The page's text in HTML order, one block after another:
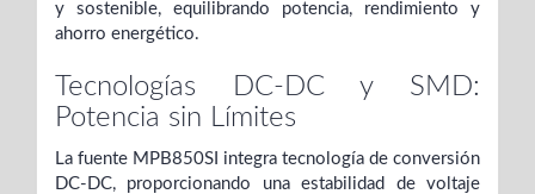
y sostenible, equilibrando potencia, rendimiento y
ahorro energético.
Tecnologías DC-DC y SMD:
Potencia sin Límites
La fuente MPB850SI integra tecnología de conversión
DC-DC, proporcionando una estabilidad de voltaje